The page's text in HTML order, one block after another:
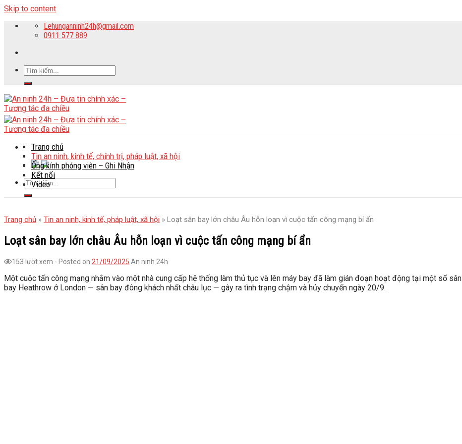
Skip to content
Lehunganninh24h@gmail.com
0911 577 889
Trang chủ
Tin an ninh, kinh tế, chính trị, pháp luật, xã hội
Ống kính phóng viên – Ghi Nhận
Kết nối
Video
Trang chủ » Tin an ninh, kinh tế, pháp luật, xã hội » Loạt sân bay lớn châu Âu hỗn loạn vì cuộc tấn công mạng bí ẩn
Loạt sân bay lớn châu Âu hỗn loạn vì cuộc tấn công mạng bí ẩn
153 lượt xem - Posted on 21/09/2025 An ninh 24h
Một cuộc tấn công mạng nhắm vào một nhà cung cấp hệ thống làm thủ tục và lên máy bay đã làm gián đoạn hoạt động tại một số
bay Heathrow ở London — sân bay đông khách nhất châu lục — gây ra tình trạng chậm và hủy chuyến ngày 20/9.